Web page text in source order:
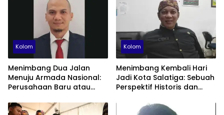
Kolom
Menimbang Dua Jalan
Menuju Armada Nasional:
Perusahaan Baru atau
Kolom
Menimbang Kembali Hari
Jadi Kota Salatiga: Sebuah
Perspektif Historis dan